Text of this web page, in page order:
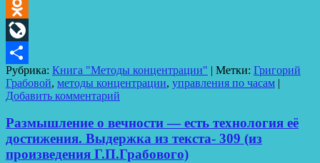
Telegram
Odnoklassniki
LiveJournal
Отправить
Рубрика: Книга "Методы концентрации" | Метки: Григорий
Грабовой, методы концентрации, управления по часам |
Добавить комментарий
Размышление о вечности — есть технология её
достижения. Выдержка из текста- 309 (из
произведения Г.П.Грабового)